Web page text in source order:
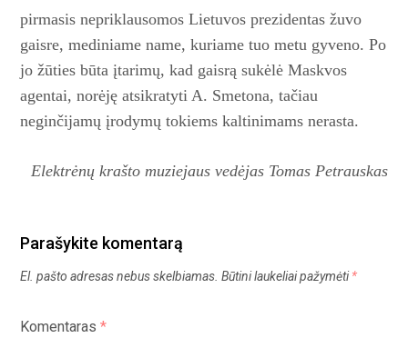
pirmasis nepriklausomos Lietuvos prezidentas žuvo
gaisre, mediniame name, kuriame tuo metu gyveno. Po
jo žūties būta įtarimų, kad gaisrą sukėlė Maskvos
agentai, norėję atsikratyti A. Smetona, tačiau
neginčijamų įrodymų tokiems kaltinimams nerasta.
Elektrėnų krašto muziejaus vedėjas Tomas Petrauskas
Parašykite komentarą
El. pašto adresas nebus skelbiamas. Būtini laukeliai pažymėti*
Komentaras*